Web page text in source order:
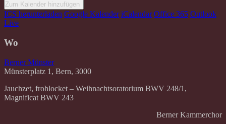
Zum Kalender hinzufügen
ICS herunterladen Google Kalender iCalendar Office 365 Outlook
Live
Wo
Berner Münster
Münsterplatz 1, Bern, 3000
Jauchzet, frohlocket – Weihnachtsoratorium BWV 248/1,
Magnificat BWV 243
Berner Kammerchor